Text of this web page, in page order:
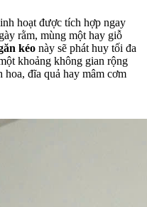
hoạt được tích hợp ngay
rằm, mùng một hay giỗ
kéo này sẽ phát huy tối đa
khoảng không gian rộng
đĩa quả hay mâm cơm